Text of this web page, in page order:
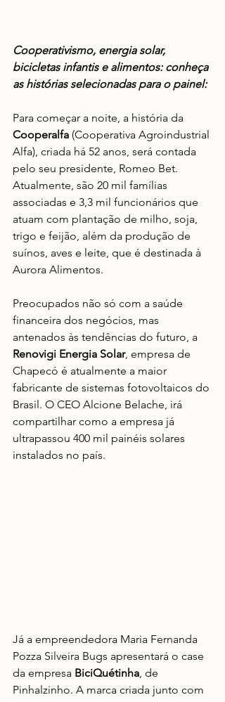
Cooperativismo, energia solar,
bicicletas infantis e alimentos: conheça
as histórias selecionadas para o painel:
Para começar a noite, a história da
Cooperalfa (Cooperativa Agroindustrial
Alfa), criada há 52 anos, será contada
pelo seu presidente, Romeo Bet.
Atualmente, são 20 mil famílias
associadas e 3,3 mil funcionários que
atuam com plantação de milho, soja,
trigo e feijão, além da produção de
suínos, aves e leite, que é destinada à
Aurora Alimentos.
Preocupados não só com a saúde
financeira dos negócios, mas
antenados às tendências do futuro, a
Renovigi Energia Solar, empresa de
Chapecó é atualmente a maior
fabricante de sistemas fotovoltaicos do
Brasil. O CEO Alcione Belache, irá
compartilhar como a empresa já
ultrapassou 400 mil painéis solares
instalados no país.
Já a empreendedora Maria Fernanda
Pozza Silveira Bugs apresentará o case
da empresa BiciQuétinha , de
Pinhalzinho. A marca criada junto com